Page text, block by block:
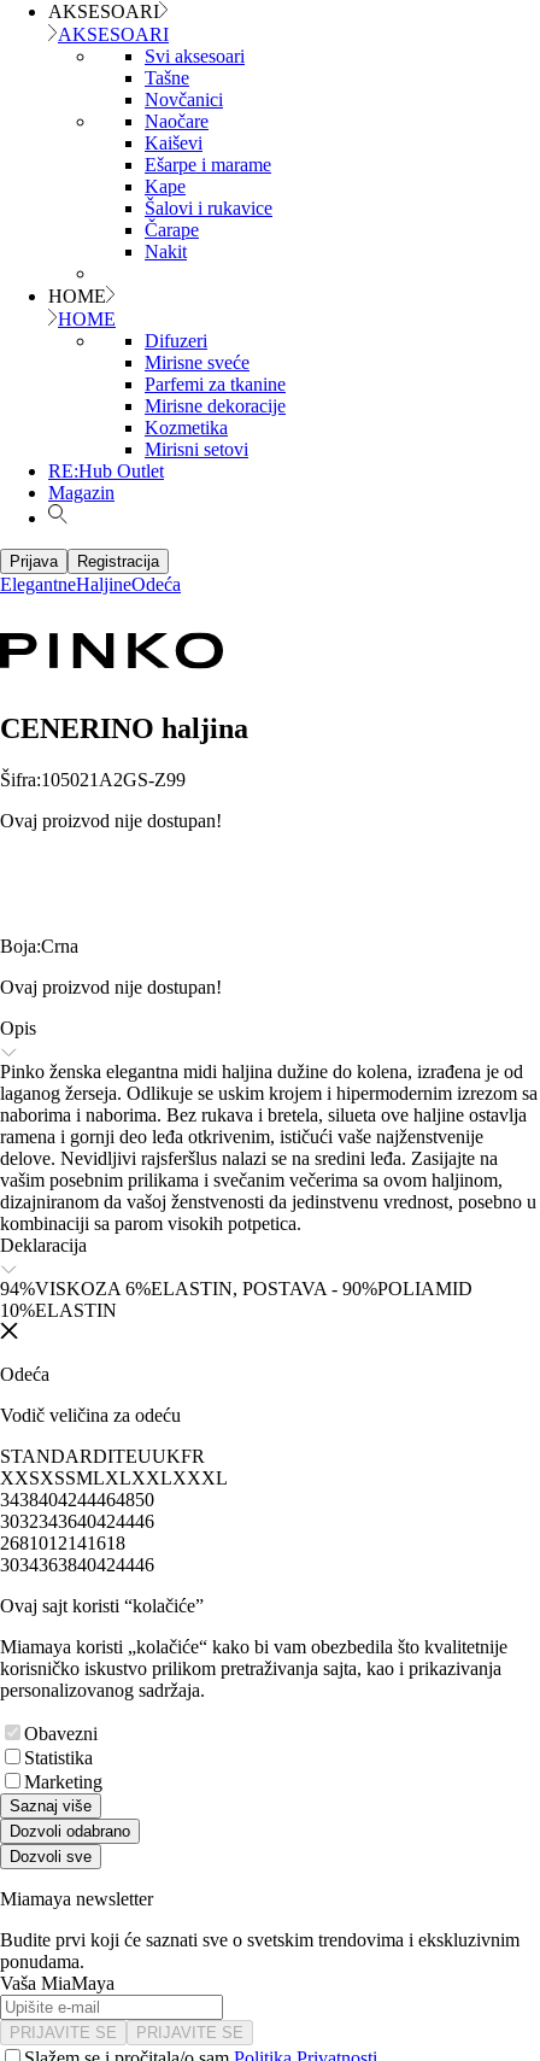
AKSESOARI
AKSESOARI
Svi aksesoari
Tašne
Novčanici
Naočare
Kaiševi
Ešarpe i marame
Kape
Šalovi i rukavice
Čarape
Nakit
HOME
HOME
Difuzeri
Mirisne sveće
Parfemi za tkanine
Mirisne dekoracije
Kozmetika
Mirisni setovi
RE:Hub Outlet
Magazin
Prijava Registracija
ElegantneHaljineOdeća
CENERINO haljina
Šifra:105021A2GS-Z99
Ovaj proizvod nije dostupan!
Boja:Crna
Ovaj proizvod nije dostupan!
Opis
Pinko ženska elegantna midi haljina dužine do kolena, izrađena je od
laganog žerseja. Odlikuje se uskim krojem i hipermodernim izrezom sa
naborima i naborima. Bez rukava i bretela, silueta ove haljine ostavlja
ramena i gornji deo leđa otkrivenim, ističući vaše najženstvenije
delove. Nevidljivi rajsferšlus nalazi se na sredini leđa. Zasijajte na
vašim posebnim prilikama i svečanim večerima sa ovom haljinom,
dizajniranom da vašoj ženstvenosti da jedinstvenu vrednost, posebno u
kombinaciji sa parom visokih potpetica.
Deklaracija
94%VISKOZA 6%ELASTIN, POSTAVA - 90%POLIAMID
10%ELASTIN
Odeća
Vodič veličina za odeću
STANDARDITEUUKFR
XXSXSSMLXLXXLXXXL
3438404244464850
3032343640424446
2681012141618
3034363840424446
Ovaj sajt koristi “kolačiće”
Miamaya koristi „kolačiće“ kako bi vam obezbedila što kvalitetnije
korisničko iskustvo prilikom pretraživanja sajta, kao i prikazivanja
personalizovanog sadržaja.
Obavezni
Statistika
Marketing
Saznaj više
Dozvoli odabrano
Dozvoli sve
Miamaya newsletter
Budite prvi koji će saznati sve o svetskim trendovima i ekskluzivnim
ponudama.
Vaša MiaMaya
PRIJAVITE SE PRIJAVITE SE